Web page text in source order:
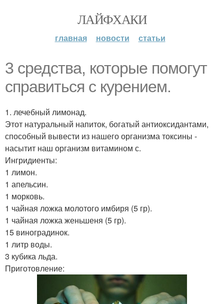
ЛАЙФХАКИ
главная новости статьи
3 средства, которые помогут
справиться с курением.
1. лечебный лимонад.
Этот натуральный напиток, богатый антиоксидантами,
способный вывести из нашего организма токсины -
насытит наш организм витамином с.
Ингридиенты:
1 лимон.
1 апельсин.
1 морковь.
1 чайная ложка молотого имбиря (5 гр).
1 чайная ложка женьшеня (5 гр).
15 виноградинок.
1 литр воды.
3 кубика льда.
Приготовление: